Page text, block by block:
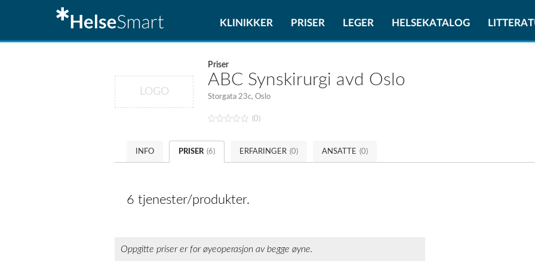
KLINIKKER PRISER LEGER HELSEKATALOG
LOGO
Priser
ABC Synskirurgi avd Oslo
Storgata 23c, Oslo
(0)
INFO PRISER (6) ERFARINGER (0) ANSATTE (0)
6 tjenester/produkter.
Oppgitte priser er for øyeoperasjon av begge øyne.